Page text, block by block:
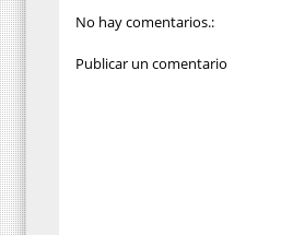
No hay comentarios.:
Publicar un comentario